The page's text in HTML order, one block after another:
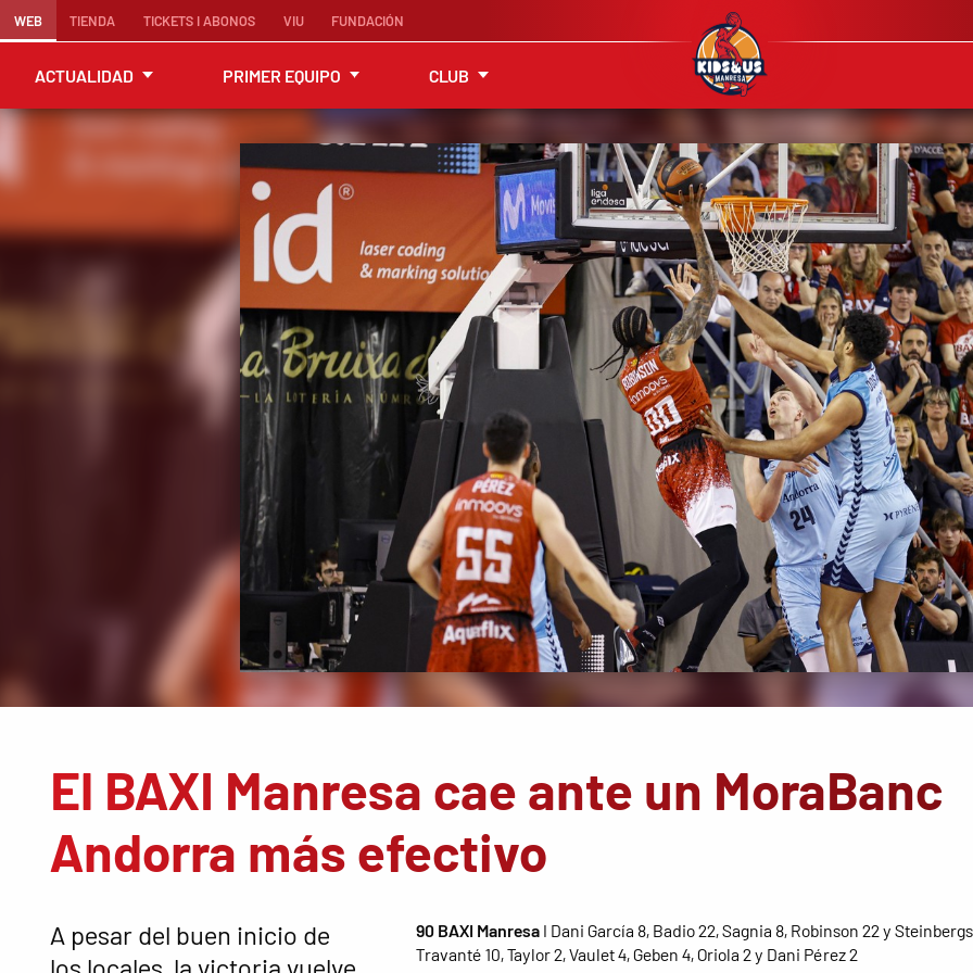
WEB TIENDA TICKETS I ABONOS VIU FUNDACIÓN
ACTUALIDAD PRIMER EQUIPO CLUB
El BAXI Manresa cae ante un MoraBanc
Andorra más efectivo
A pesar del buen inicio de
90 BAXI ManresaI Dani García 8, Badio 22, Sagnia 8, Robinson 22 y
Travanté 10, Taylor 2, Vaulet 4, Geben 4, Oriola 2 y Dani Pérez 2